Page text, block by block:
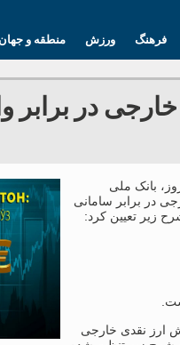
منطقه و جهان ورزش فرهنگ
در برابر
. امروز، بانک ملی
در برابر سامانی
زیر تعیین کرد:
ارز نقدی خارجی